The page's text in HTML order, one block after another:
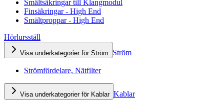
Smältsäkringar till Klangmodul
Finsäkringar - High End
Smältproppar - High End
Hörlursställ
Visa underkategorier för Ström Ström
Strömfördelare, Nätfilter
Visa underkategorier för Kablar Kablar